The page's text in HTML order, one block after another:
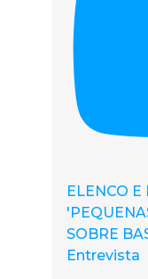
ELENCO E
SOBRE
Entrevista